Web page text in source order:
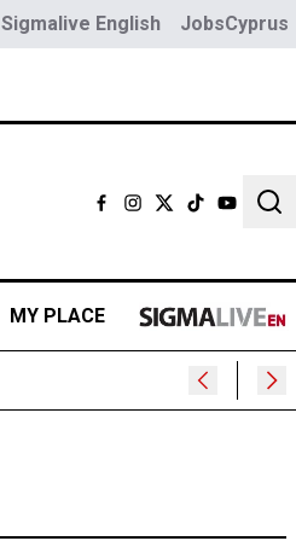
Sigmalive English JobsCyprus
MY PLACE